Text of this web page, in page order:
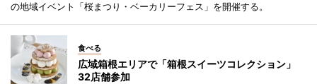
の地域イベント「桜まつり・ベーカリーフェス」を開催する。
食べる
広域箱根エリアで「箱根スイーツコレクション」
32店舗参加